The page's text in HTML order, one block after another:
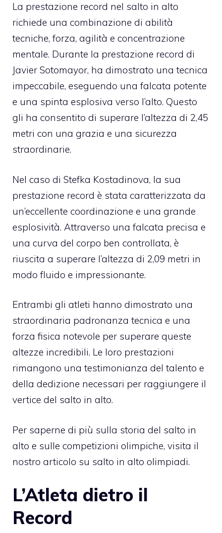
La prestazione record nel salto in alto
richiede una combinazione di abilità
tecniche, forza, agilità e concentrazione
mentale. Durante la prestazione record di
Javier Sotomayor, ha dimostrato una tecnica
impeccabile, eseguendo una falcata potente
e una spinta esplosiva verso l’alto. Questo
gli ha consentito di superare l’altezza di 2,45
metri con una grazia e una sicurezza
straordinarie.
Nel caso di Stefka Kostadinova, la sua
prestazione record è stata caratterizzata da
un’eccellente coordinazione e una grande
esplosività. Attraverso una falcata precisa e
una curva del corpo ben controllata, è
riuscita a superare l’altezza di 2,09 metri in
modo fluido e impressionante.
Entrambi gli atleti hanno dimostrato una
straordinaria padronanza tecnica e una
forza fisica notevole per superare queste
altezze incredibili. Le loro prestazioni
rimangono una testimonianza del talento e
della dedizione necessari per raggiungere il
vertice del salto in alto.
Per saperne di più sulla storia del salto in
alto e sulle competizioni olimpiche, visita il
nostro articolo su salto in alto olimpiadi.
L’Atleta dietro il
Record